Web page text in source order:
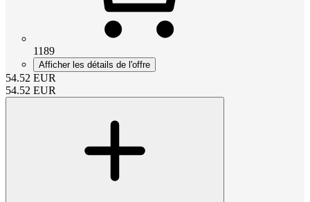
1189
Afficher les détails de l'offre
54.52 EUR
54.52 EUR